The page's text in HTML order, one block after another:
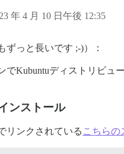
年 4 月 10 日午後 12:35
っと長いです ;-)）：
でKubuntuディストリビュ
ンストール
リンクされている こちらの